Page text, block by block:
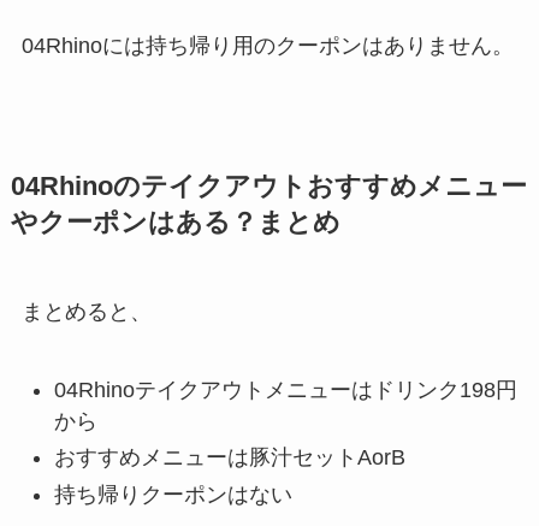
04Rhinoには持ち帰り用のクーポンはありません。
04Rhinoのテイクアウトおすすめメニュー
やクーポンはある？まとめ
まとめると、
04Rhinoテイクアウトメニューはドリンク198円
から
おすすめメニューは豚汁セットAorB
持ち帰りクーポンはない